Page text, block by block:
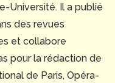
Université. Il a publié
des revues
et collabore
pour la rédaction de
de Paris, Opéra-